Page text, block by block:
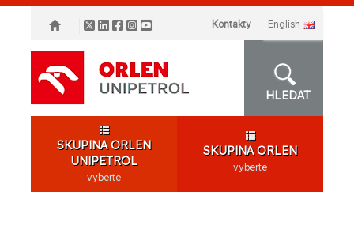
Kontakty english
HLEDAT
SKUPINA ORLEN
UNIPETROL
vyberte
SKUPINA ORLEN
vyberte